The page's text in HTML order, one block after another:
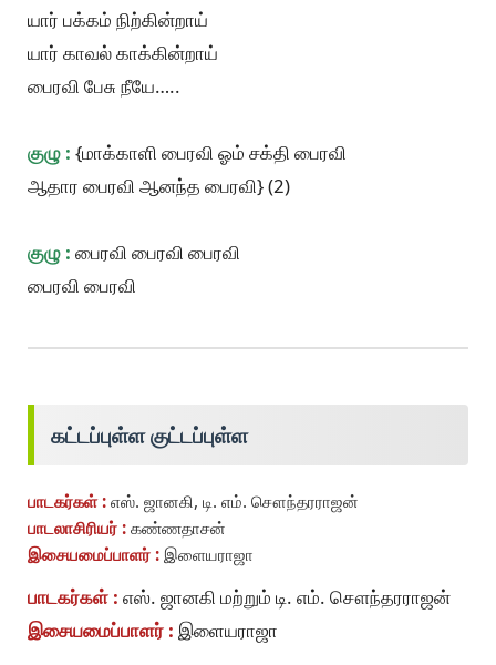
யார் பக்கம் நிற்கின்றாய்
யார் காவல் காக்கின்றாய்
பைரவி பேசு நீயே…..
குழு : {மாக்காளி பைரவி ஓம் சக்தி பைரவி
ஆதார பைரவி ஆனந்த பைரவி} (2)
குழு : பைரவி பைரவி பைரவி
பைரவி பைரவி
கட்டப்புள்ள குட்டப்புள்ள
பாடகர்கள் : எஸ். ஜானகி, டி. எம். சௌந்தரராஜன்
பாடலாசிரியர் : கண்ணதாசன்
இசையமைப்பாளர் : இளையராஜா
பாடகர்கள் : எஸ். ஜானகி மற்றும் டி. எம். சௌந்தரராஜன்
இசையமைப்பாளர் : இளையராஜா